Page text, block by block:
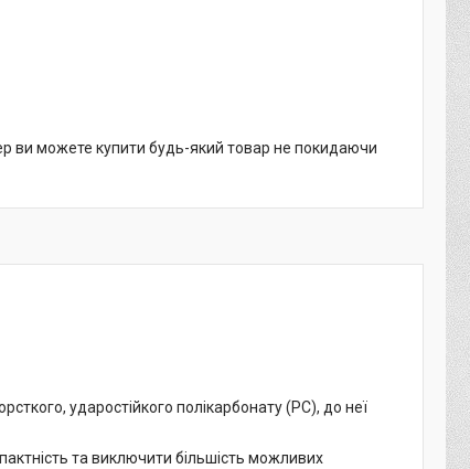
ви можете купити будь-який товар не покидаючи
ударостійкого полікарбонату (PC), до неї
та виключити більшість можливих